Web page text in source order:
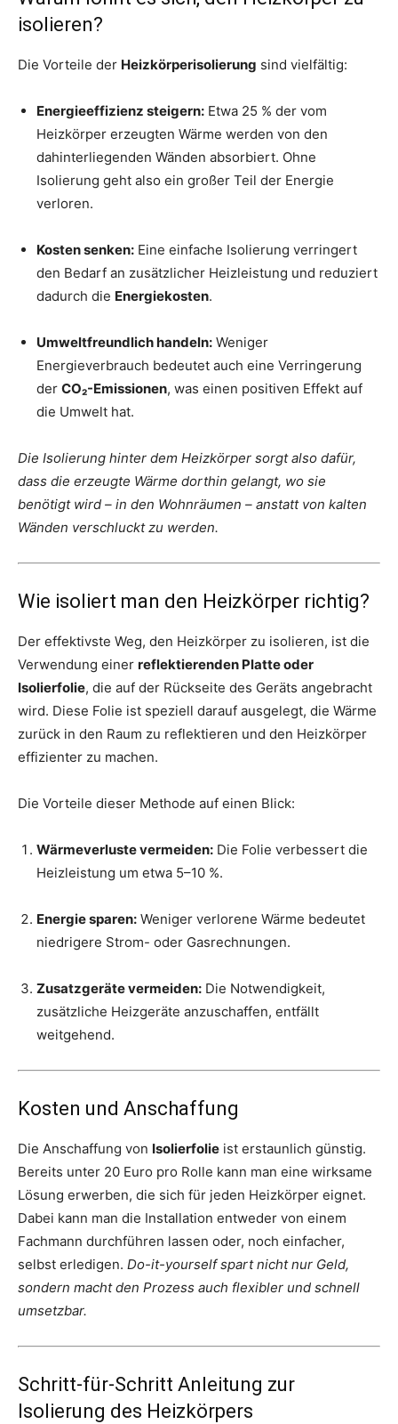
isolieren?
Die Vorteile der Heizkörperisolierung sind vielfältig:
Energieeffizienz steigern: Etwa 25 % der vom
Heizkörper erzeugten Wärme werden von den
dahinterliegenden Wänden absorbiert. Ohne
Isolierung geht also ein großer Teil der Energie
verloren.
Kosten senken: Eine einfache Isolierung verringert
den Bedarf an zusätzlicher Heizleistung und reduziert
dadurch die Energiekosten.
Umweltfreundlich handeln: Weniger
Energieverbrauch bedeutet auch eine Verringerung
der CO₂-Emissionen, was einen positiven Effekt auf
die Umwelt hat.
Die Isolierung hinter dem Heizkörper sorgt also dafür,
dass die erzeugte Wärme dorthin gelangt, wo sie
benötigt wird – in den Wohnräumen – anstatt von kalten
Wänden verschluckt zu werden.
Wie isoliert man den Heizkörper richtig?
Der effektivste Weg, den Heizkörper zu isolieren, ist die
Verwendung einer reflektierenden Platte oder
Isolierfolie, die auf der Rückseite des Geräts angebracht
wird. Diese Folie ist speziell darauf ausgelegt, die Wärme
zurück in den Raum zu reflektieren und den Heizkörper
effizienter zu machen.
Die Vorteile dieser Methode auf einen Blick:
Wärmeverluste vermeiden: Die Folie verbessert die
Heizleistung um etwa 5–10 %.
Energie sparen: Weniger verlorene Wärme bedeutet
niedrigere Strom- oder Gasrechnungen.
Zusatzgeräte vermeiden: Die Notwendigkeit,
zusätzliche Heizgeräte anzuschaffen, entfällt
weitgehend.
Kosten und Anschaffung
Die Anschaffung von Isolierfolie ist erstaunlich günstig.
Bereits unter 20 Euro pro Rolle kann man eine wirksame
Lösung erwerben, die sich für jeden Heizkörper eignet.
Dabei kann man die Installation entweder von einem
Fachmann durchführen lassen oder, noch einfacher,
selbst erledigen. Do-it-yourself spart nicht nur Geld,
sondern macht den Prozess auch flexibler und schnell
umsetzbar.
Schritt-für-Schritt Anleitung zur
Isolierung des Heizkörpers